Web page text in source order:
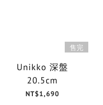
售完
Unikko 深盤
20.5cm
NT$1,690